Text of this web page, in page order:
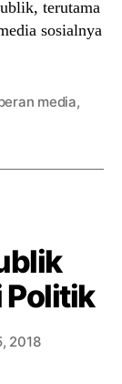
terutama
sosialnya
media,
Politik
2018